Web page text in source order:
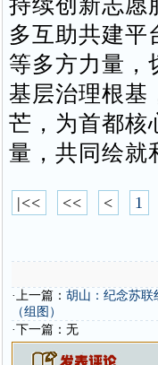
多互助共建平
等多方力量，
基层治理根基
芒，为首都核
量，共同绘就
|<< << < 1
·上一篇： 胡山：纪念苏
（组图）
·下一篇：无